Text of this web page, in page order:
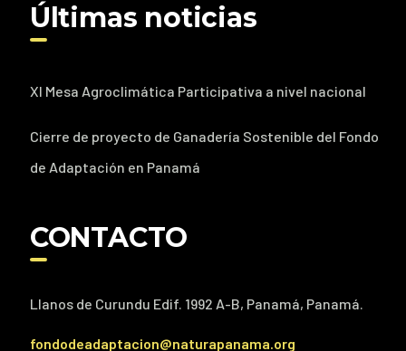
Últimas noticias
XI Mesa Agroclimática Participativa a nivel nacional
Cierre de proyecto de Ganadería Sostenible del Fondo
de Adaptación en Panamá
CONTACTO
Llanos de Curundu Edif. 1992 A-B, Panamá, Panamá.
fondodeadaptacion@naturapanama.org